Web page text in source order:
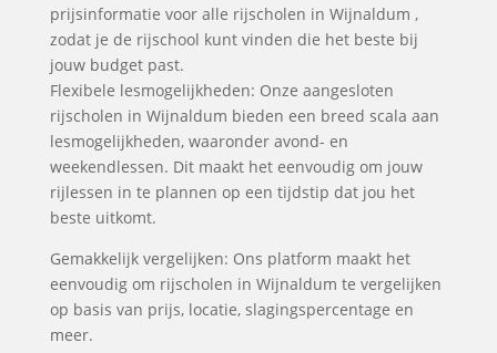
prijsinformatie voor alle rijscholen in Wijnaldum ,
zodat je de rijschool kunt vinden die het beste bij
jouw budget past.
Flexibele lesmogelijkheden: Onze aangesloten
rijscholen in Wijnaldum bieden een breed scala aan
lesmogelijkheden, waaronder avond- en
weekendlessen. Dit maakt het eenvoudig om jouw
rijlessen in te plannen op een tijdstip dat jou het
beste uitkomt.
Gemakkelijk vergelijken: Ons platform maakt het
eenvoudig om rijscholen in Wijnaldum te vergelijken
op basis van prijs, locatie, slagingspercentage en
meer.